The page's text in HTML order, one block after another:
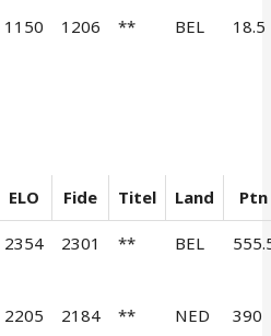
1150 1206 ** BEL 18.5
ELO Fide Titel Land Ptn
2354 2301 ** BEL
2205 2184 ** NED 390